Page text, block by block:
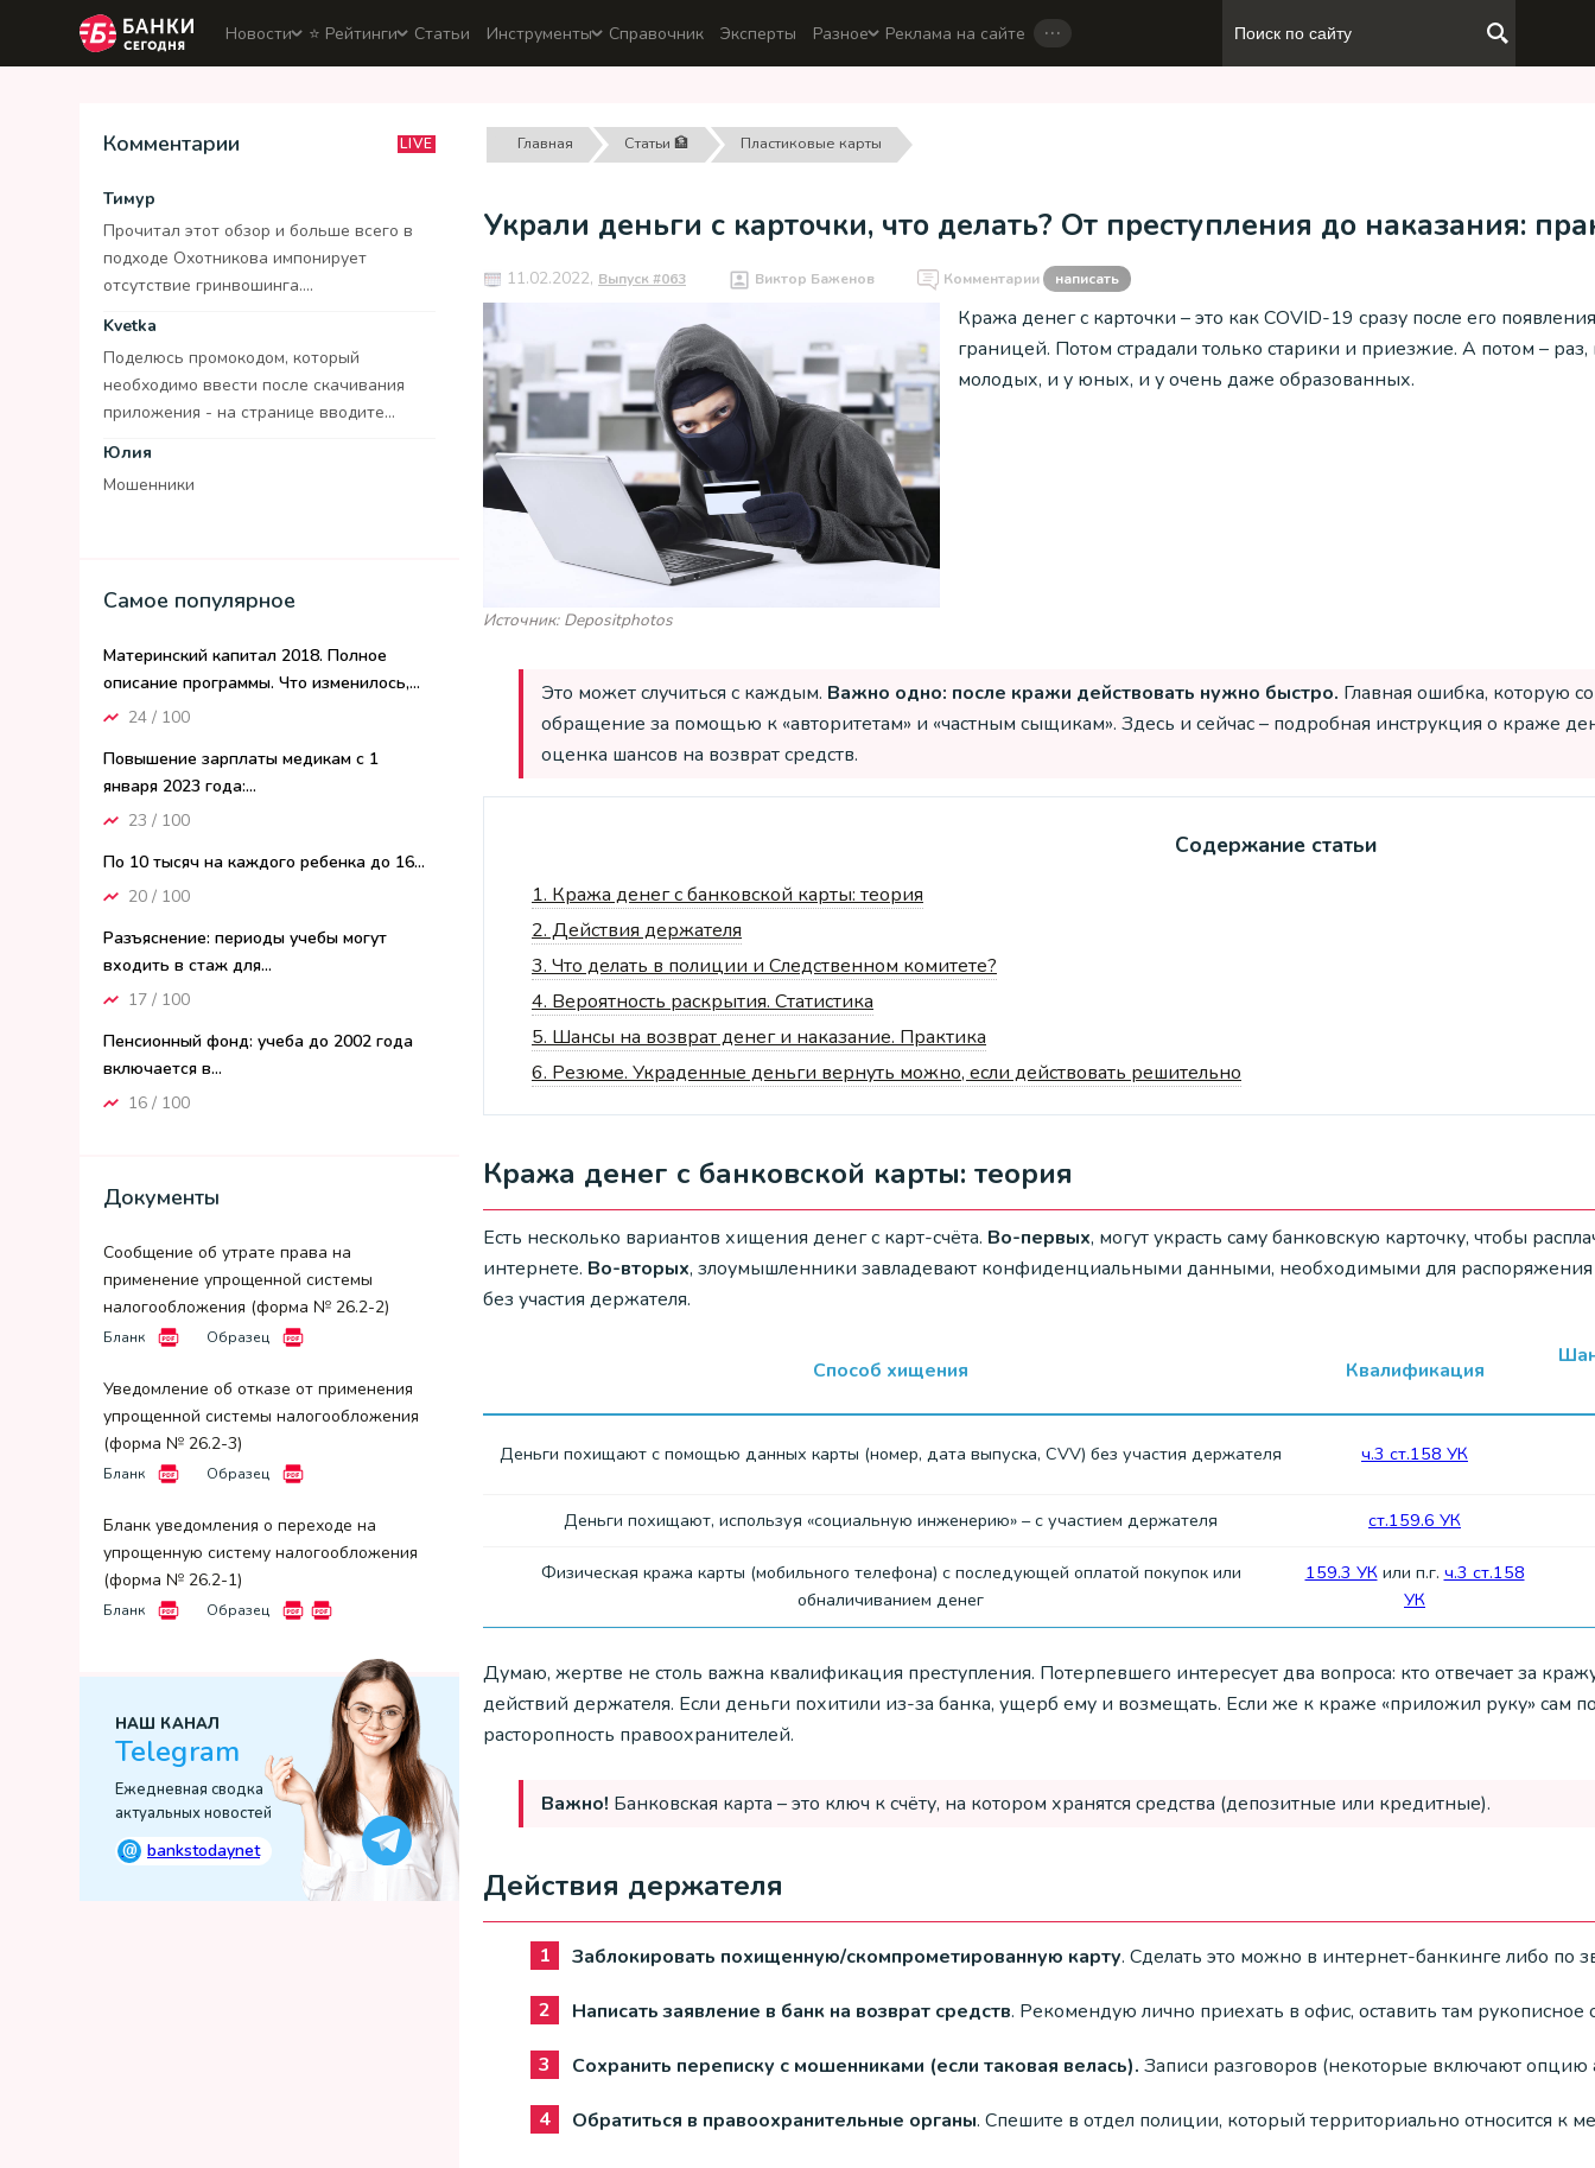
Новости ⭐️ Рейтинги Статьи Инструменты Справочник Эксперты Разное Реклама на сайте …
Комментарии LIVE
Тимур
Прочитал этот обзор и больше всего в
подходе Охотникова импонирует
отсутствие гринвошинга....
Kvetka
Поделюсь промокодом, который
необходимо ввести после скачивания
приложения - на странице вводите...
Юлия
Мошенники
Самое популярное
Материнский капитал 2018. Полное
описание программы. Что изменилось,...
24 / 100
Повышение зарплаты медикам с 1
января 2023 года:...
23 / 100
По 10 тысяч на каждого ребенка до 16...
20 / 100
Разъяснение: периоды учебы могут
входить в стаж для...
17 / 100
Пенсионный фонд: учеба до 2002 года
включается в...
16 / 100
Документы
Сообщение об утрате права на
применение упрощенной системы
налогообложения (форма № 26.2-2)
Бланк Образец
Уведомление об отказе от применения
упрощенной системы налогообложения
(форма № 26.2-3)
Бланк Образец
Бланк уведомления о переходе на
упрощенную систему налогообложения
(форма № 26.2-1)
Бланк Образец
НАШ КАНАЛ
Telegram
Ежедневная сводка
актуальных новостей
@ bankstodaynet
Главная Статьи 🏦 Пластиковые карты
Украли деньги с карточки, что делать? От преступления до наказания:
11.02.2022, Выпуск #063 Виктор Баженов Комментарии написать
Источник: Depositphotos
Кража денег с карточки – это как COVID-19 сразу после его
границей. Потом страдали только старики и приезжие. А потом –
молодых, и у юных, и у очень даже образованных.
Это может случиться с каждым. Важно одно: после кражи действовать нужно быстро. Главная ошибка, которую
обращение за помощью к «авторитетам» и «частным сыщикам». Здесь и сейчас – подробная инструкция о краже
оценка шансов на возврат средств.
Содержание статьи
1. Кража денег с банковской карты: теория
2. Действия держателя
3. Что делать в полиции и Следственном комитете?
4. Вероятность раскрытия. Статистика
5. Шансы на возврат денег и наказание. Практика
6. Резюме. Украденные деньги вернуть можно, если действовать решительно
Кража денег с банковской карты: теория
Есть несколько вариантов хищения денег с карт-счёта. Во-первых, могут украсть саму банковскую карточку, чтобы
интернете. Во-вторых, злоумышленники завладевают конфиденциальными данными, необходимыми для распоряжения
без участия держателя.
Способ хищения Квалификация
Деньги похищают с помощью данных карты (номер, дата выпуска, CVV) без участия держателя ч.3 ст.158 УК
Деньги похищают, используя «социальную инженерию» – с участием держателя ст.159.6 УК
Физическая кража карты (мобильного телефона) с последующей оплатой покупок или
обналичиванием денег
159.3 УКили п.г. ч.3 ст.158
УК
Думаю, жертве не столь важна квалификация преступления. Потерпевшего интересует два вопроса: кто отвечает за
действий держателя. Если деньги похитили из-за банка, ущерб ему и возмещать. Если же к краже «приложил руку» сам
расторопность правоохранителей.
Важно! Банковская карта – это ключ к счёту, на котором хранятся средства (депозитные или кредитные).
Действия держателя
Заблокировать похищенную/скомпрометированную карту. Сделать это можно в интернет-банкинге либо по
Написать заявление в банк на возврат средств. Рекомендую лично приехать в офис, оставить там
Сохранить переписку с мошенниками (если таковая велась). Записи разговоров (некоторые включают опцию
Обратиться в правоохранительные органы. Спешите в отдел полиции, который территориально относится к